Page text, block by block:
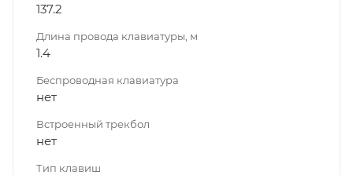
137.2
Длина провода клавиатуры, м
1.4
Беспроводная клавиатура
нет
Встроенный трекбол
нет
Тип клавиш